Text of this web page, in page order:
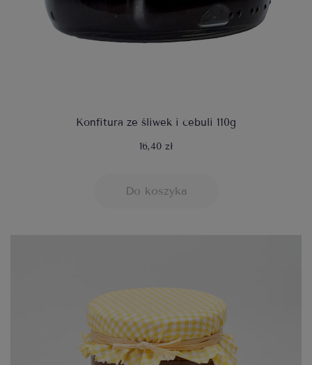
Konfitura ze śliwek i cebuli 110g
16,40 zł
Do koszyka